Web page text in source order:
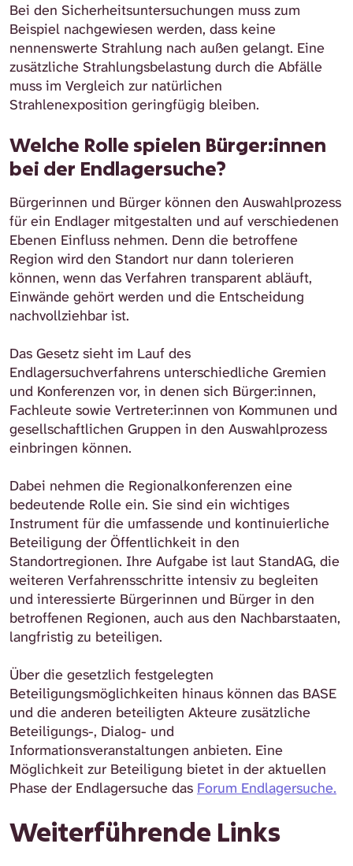
Bei den Sicherheitsuntersuchungen muss zum
Beispiel nachgewiesen werden, dass keine
nennenswerte Strahlung nach außen gelangt. Eine
zusätzliche Strahlungsbelastung durch die Abfälle
muss im Vergleich zur natürlichen
Strahlenexposition geringfügig bleiben.
Welche Rolle spielen Bürger:innen
bei der Endlagersuche?
Bürgerinnen und Bürger können den Auswahlprozess
für ein Endlager mitgestalten und auf verschiedenen
Ebenen Einfluss nehmen. Denn die betroffene
Region wird den Standort nur dann tolerieren
können, wenn das Verfahren transparent abläuft,
Einwände gehört werden und die Entscheidung
nachvollziehbar ist.
Das Gesetz sieht im Lauf des
Endlagersuchverfahrens unterschiedliche Gremien
und Konferenzen vor, in denen sich Bürger:innen,
Fachleute sowie Vertreter:innen von Kommunen und
gesellschaftlichen Gruppen in den Auswahlprozess
einbringen können.
Dabei nehmen die Regionalkonferenzen eine
bedeutende Rolle ein. Sie sind ein wichtiges
Instrument für die umfassende und kontinuierliche
Beteiligung der Öffentlichkeit in den
Standortregionen. Ihre Aufgabe ist laut StandAG, die
weiteren Verfahrensschritte intensiv zu begleiten
und interessierte Bürgerinnen und Bürger in den
betroffenen Regionen, auch aus den Nachbarstaaten,
langfristig zu beteiligen.
Über die gesetzlich festgelegten
Beteiligungsmöglichkeiten hinaus können das BASE
und die anderen beteiligten Akteure zusätzliche
Beteiligungs-, Dialog- und
Informationsveranstaltungen anbieten. Eine
Möglichkeit zur Beteiligung bietet in der aktuellen
Phase der Endlagersuche das Forum Endlagersuche.
Weiterführende Links